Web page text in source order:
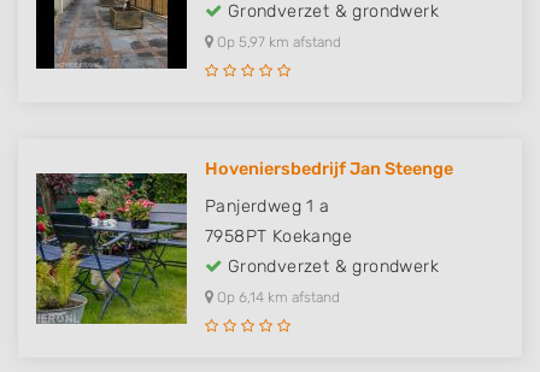
Grondverzet & grondwerk
Op 5,97 km afstand
Hoveniersbedrijf Jan Steenge
Panjerdweg 1 a
7958PT Koekange
Grondverzet & grondwerk
Op 6,14 km afstand